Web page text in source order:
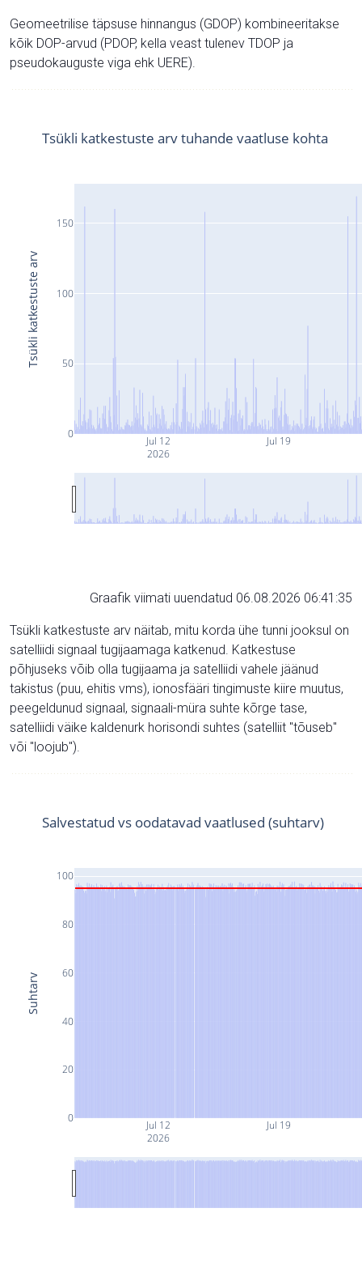
Geomeetrilise täpsuse hinnangus (GDOP) kombineeritakse
kõik DOP-arvud (PDOP, kella veast tulenev TDOP ja
pseudokauguste viga ehk UERE).
Jul 12
2026
Jul 19
0
50
100
150
Tsükli katkestuste arv tuhande vaatluse kohta
Tsükli katkestuste arv
Graafik viimati uuendatud 06.08.2026 06:41:35
Tsükli katkestuste arv näitab, mitu korda ühe tunni jooksul on
satelliidi signaal tugijaamaga katkenud. Katkestuse
põhjuseks võib olla tugijaama ja satelliidi vahele jäänud
takistus (puu, ehitis vms), ionosfääri tingimuste kiire muutus,
peegeldunud signaal, signaali-müra suhte kõrge tase,
satelliidi väike kaldenurk horisondi suhtes (satelliit "tõuseb"
või "loojub").
Jul 12
2026
Jul 19
0
20
40
60
80
100
Salvestatud vs oodatavad vaatlused (suhtarv)
Suhtarv